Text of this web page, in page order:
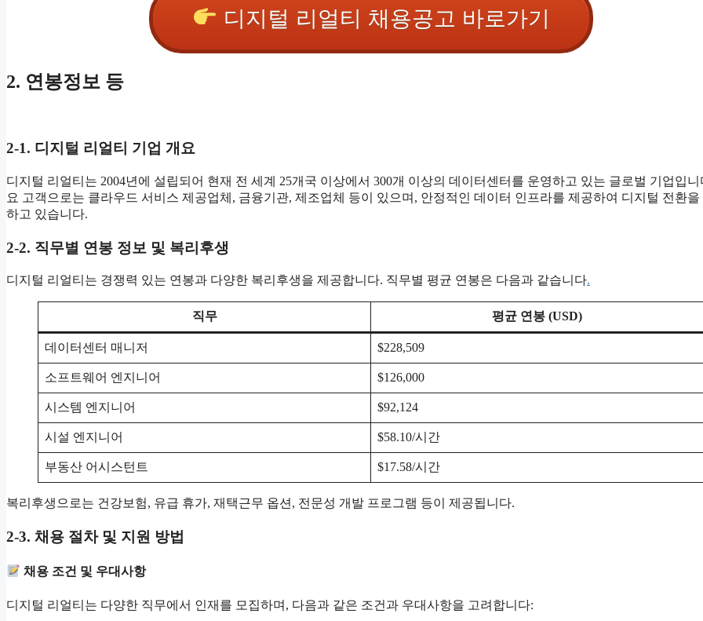
디지털 리얼티 채용공고 바로가기
2. 연봉정보 등
2-1. 디지털 리얼티 기업 개요
디지털 리얼티는 2004년에 설립되어 현재 전 세계 25개국 이상에서 300개 이상의 데이터센터를 운영하고 있는 글로벌 기업입니
요 고객으로는 클라우드 서비스 제공업체, 금융기관, 제조업체 등이 있으며, 안정적인 데이터 인프라를 제공하여 디지털 전환을
하고 있습니다.
2-2. 직무별 연봉 정보 및 복리후생
디지털 리얼티는 경쟁력 있는 연봉과 다양한 복리후생을 제공합니다. 직무별 평균 연봉은 다음과 같습니다.
직무 평균 연봉 (USD)
데이터센터 매니저 $228,509
소프트웨어 엔지니어 $126,000
시스템 엔지니어 $92,124
시설 엔지니어 $58.10/시간
부동산 어시스턴트 $17.58/시간
복리후생으로는 건강보험, 유급 휴가, 재택근무 옵션, 전문성 개발 프로그램 등이 제공됩니다.
2-3. 채용 절차 및 지원 방법
채용 조건 및 우대사항
디지털 리얼티는 다양한 직무에서 인재를 모집하며, 다음과 같은 조건과 우대사항을 고려합니다: